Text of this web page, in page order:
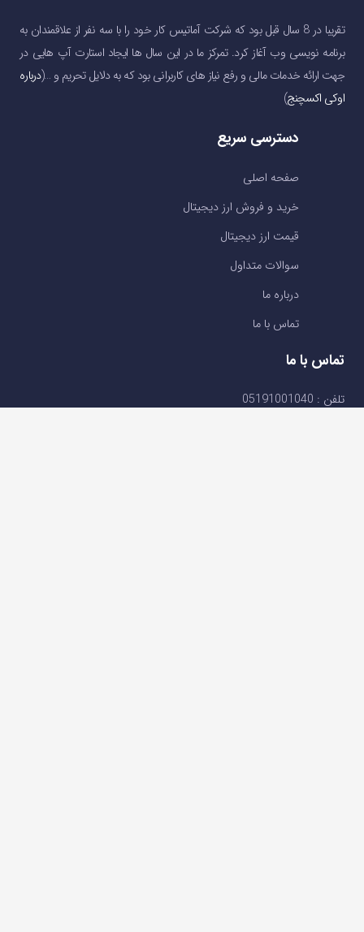
تقریبا در 8 سال قبل بود که شرکت آماتیس کار خود را با سه نفر از علاقمندان به
برنامه نویسی وب آغاز کرد. تمرکز ما در این سال ها ایجاد استارت آپ هایی در
جهت ارائه خدمات مالی و رفع نیاز های کاربرانی بود که به دلایل تحریم و …(درباره
اوکی اکسچنج)
دسترسی سریع
صفحه اصلی
خرید و فروش ارز دیجیتال
قیمت ارز دیجیتال
سوالات متداول
درباره ما
تماس با ما
تماس با ما
تلفن : 05191001040